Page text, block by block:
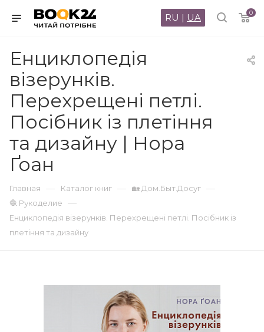
0
RU | UA
Енциклопедія
візерунків.
Перехрещені петлі.
Посібник із плетіння
та дизайну | Нора
Ґоан
Главная — Каталог книг — 🏡 Дом.Быт.Досуг —
🧶 Рукоделие —
Енциклопедія візерунків. Перехрещені петлі. Посібник із
плетіння та дизайну